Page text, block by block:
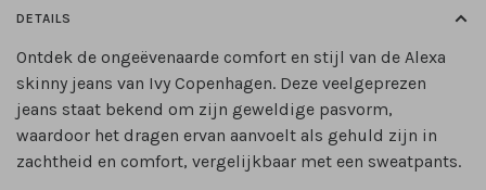
DETAILS
Ontdek de ongeëvenaarde comfort en stijl van de Alexa
skinny jeans van Ivy Copenhagen. Deze veelgeprezen
jeans staat bekend om zijn geweldige pasvorm,
waardoor het dragen ervan aanvoelt als gehuld zijn in
zachtheid en comfort, vergelijkbaar met een sweatpants.